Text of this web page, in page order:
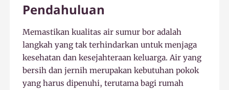
Pendahuluan
Memastikan kualitas air sumur bor adalah
langkah yang tak terhindarkan untuk menjaga
kesehatan dan kesejahteraan keluarga. Air yang
bersih dan jernih merupakan kebutuhan pokok
yang harus dipenuhi, terutama bagi rumah